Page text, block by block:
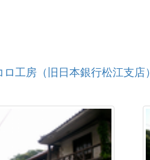
ロ工房（旧日本銀行松江支店